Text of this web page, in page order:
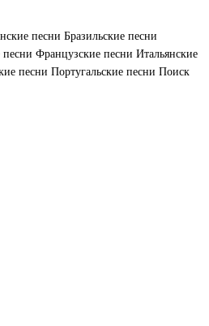
песни Бразильские песни
песни Французские песни Итальянские
песни Португальские песни Поиск